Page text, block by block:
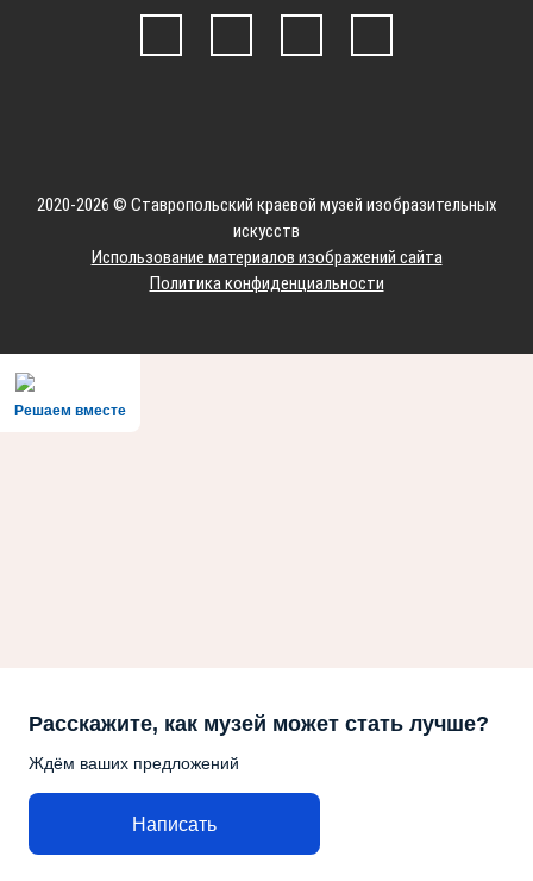
2020-2026 © Ставропольский краевой музей изобразительных
искусств
Использование материалов изображений сайта
Политика конфиденциальности
Решаем вместе
Расскажите, как музей может стать лучше?
Ждём ваших предложений
Написать